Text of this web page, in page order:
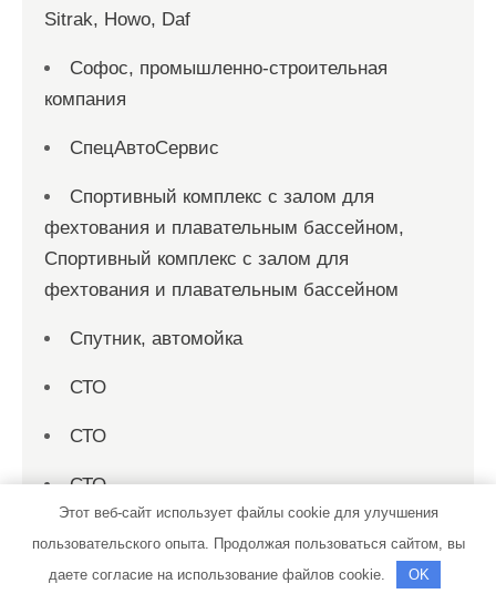
Sitrak, Howo, Daf
Софос, промышленно-строительная
компания
СпецАвтоСервис
Спортивный комплекс с залом для
фехтования и плавательным бассейном,
Спортивный комплекс с залом для
фехтования и плавательным бассейном
Спутник, автомойка
СТО
СТО
СТО
СТО Спеццентр
Этот веб-сайт использует файлы cookie для улучшения
пользовательского опыта. Продолжая пользоваться сайтом, вы
даете согласие на использование файлов cookie.
OK